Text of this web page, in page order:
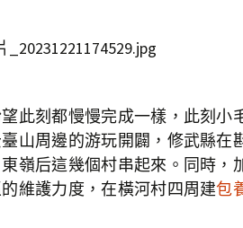
此刻都慢慢完成一樣，此刻小
山周邊的游玩開闢，修武縣在
嶺后這幾個村串起來。同時，
維護力度，在橫河村四周建包